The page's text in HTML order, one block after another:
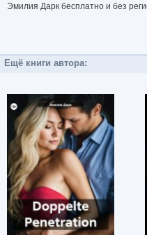
Эмилия Дарк бесплатно и без
Ещё книги автора: